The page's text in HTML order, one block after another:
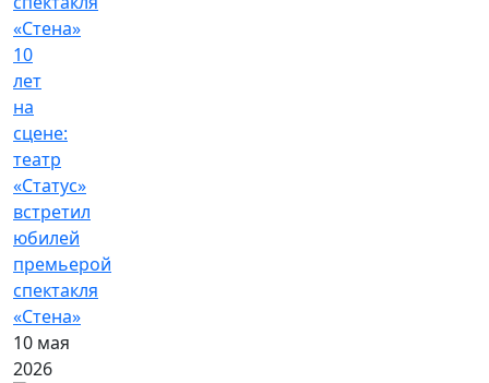
10
лет
на
сцене:
театр
«Статус»
встретил
юбилей
премьерой
спектакля
«Стена»
10 мая
2026